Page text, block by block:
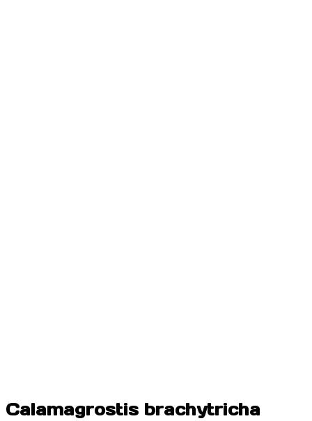
Calamagrostis brachytricha